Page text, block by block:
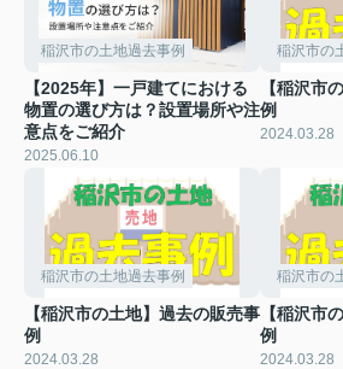
稲沢市の土地過去事例
【2025年】一戸建てにおける
物置の選び方は？設置場所や注
意点をご紹介
2025.06.10
稲沢市の
【稲沢市
例
2024.03.28
稲沢市の土地過去事例
【稲沢市の土地】過去の販売事
例
2024.03.28
稲沢市の
【稲沢市
例
2024.03.28